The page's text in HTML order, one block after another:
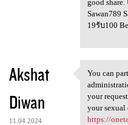
good
Sawan789
19รับ100
Akshat
Diwan
11.04.2024
You can
You can
your
your sexual
https://